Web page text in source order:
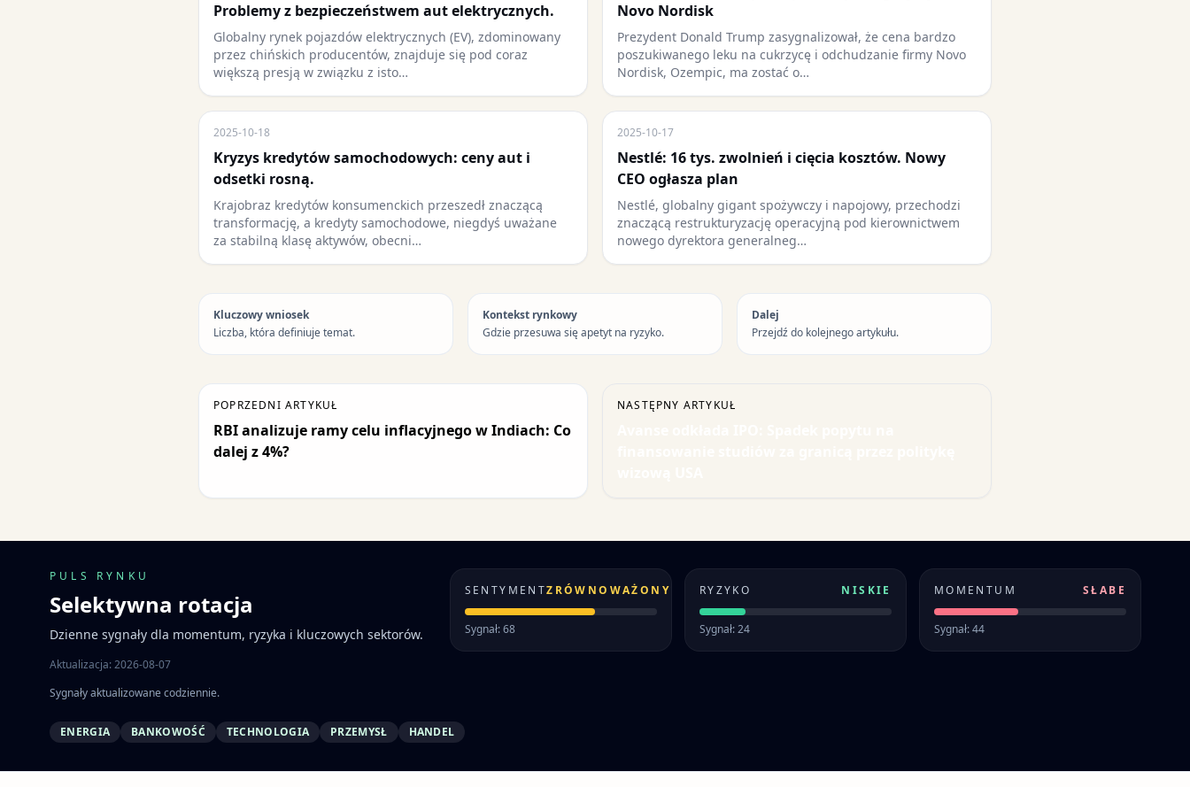
Problemy z bezpieczeństwem aut elektrycznych.
Globalny rynek pojazdów elektrycznych (EV), zdominowany
przez chińskich producentów, znajduje się pod coraz
większą presją w związku z isto…
Novo Nordisk
Prezydent Donald Trump zasygnalizował, że cena bardzo
poszukiwanego leku na cukrzycę i odchudzanie firmy Novo
Nordisk, Ozempic, ma zostać o…
2025-10-18
Kryzys kredytów samochodowych: ceny aut i
odsetki rosną.
Krajobraz kredytów konsumenckich przeszedł znaczącą
transformację, a kredyty samochodowe, niegdyś uważane
za stabilną klasę aktywów, obecni…
2025-10-17
Nestlé: 16 tys. zwolnień i cięcia kosztów. Nowy
CEO ogłasza plan
Nestlé, globalny gigant spożywczy i napojowy, przechodzi
znaczącą restrukturyzację operacyjną pod kierownictwem
nowego dyrektora generalneg…
Kluczowy wniosek
Liczba, która definiuje temat.
Kontekst rynkowy
Gdzie przesuwa się apetyt na ryzyko.
Dalej
Przejdź do kolejnego artykułu.
POPRZEDNI ARTYKUŁ
RBI analizuje ramy celu inflacyjnego w Indiach: Co
dalej z 4%?
NASTĘPNY ARTYKUŁ
PULS RYNKU
Selektywna rotacja
Dzienne sygnały dla momentum, ryzyka i kluczowych sektorów.
Aktualizacja: 2026-08-07
Sygnały aktualizowane codziennie.
SENTYMENTZRÓWNOWAŻONY
Sygnał: 68
RYZYKO NISKIE
Sygnał: 24
MOMENTUM SŁABE
Sygnał: 44
ENERGIA BANKOWOŚĆ TECHNOLOGIA PRZEMYSŁ HANDEL